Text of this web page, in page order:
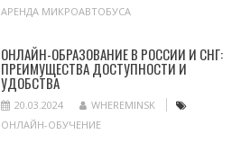
АРЕНДА МИКРОАВТОБУСА
ОНЛАЙН-ОБРАЗОВАНИЕ В РОССИИ И СНГ:
ПРЕИМУЩЕСТВА ДОСТУПНОСТИ И
УДОБСТВА
20.03.2024
WHEREMINSK
ОНЛАЙН-ОБУЧЕНИЕ